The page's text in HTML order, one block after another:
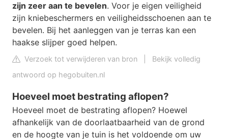
zijn zeer aan te bevelen. Voor je eigen veiligheid
zijn kniebeschermers en veiligheidsschoenen aan te
bevelen. Bij het aanleggen van je terras kan een
haakse slijper goed helpen.
Verzoek tot verwijderen van bron
Bekijk volledig
antwoord op hegobuiten.nl
Hoeveel moet bestrating aflopen?
Hoeveel moet de bestrating aflopen? Hoewel
afhankelijk van de doorlaatbaarheid van de grond
en de hoogte van je tuin is het voldoende om uw